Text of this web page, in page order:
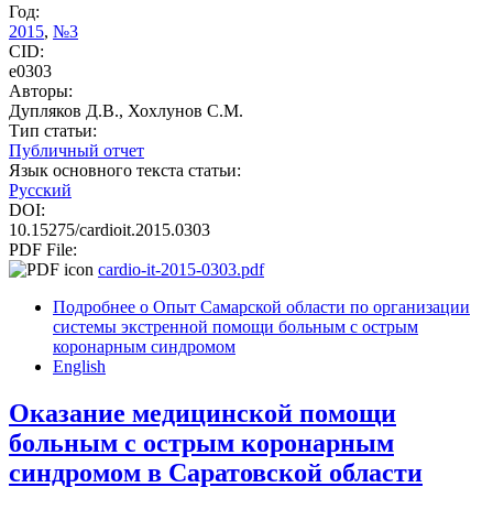
Год:
2015, №3
CID:
e0303
Авторы:
Дупляков Д.В., Хохлунов С.М.
Тип статьи:
Публичный отчет
Язык основного текста статьи:
Русский
DOI:
10.15275/cardioit.2015.0303
PDF File:
cardio-it-2015-0303.pdf
Подробнее о Опыт Самарской области по организации
системы экстренной помощи больным с острым
коронарным синдромом
English
Оказание медицинской помощи
больным с острым коронарным
синдромом в Саратовской области